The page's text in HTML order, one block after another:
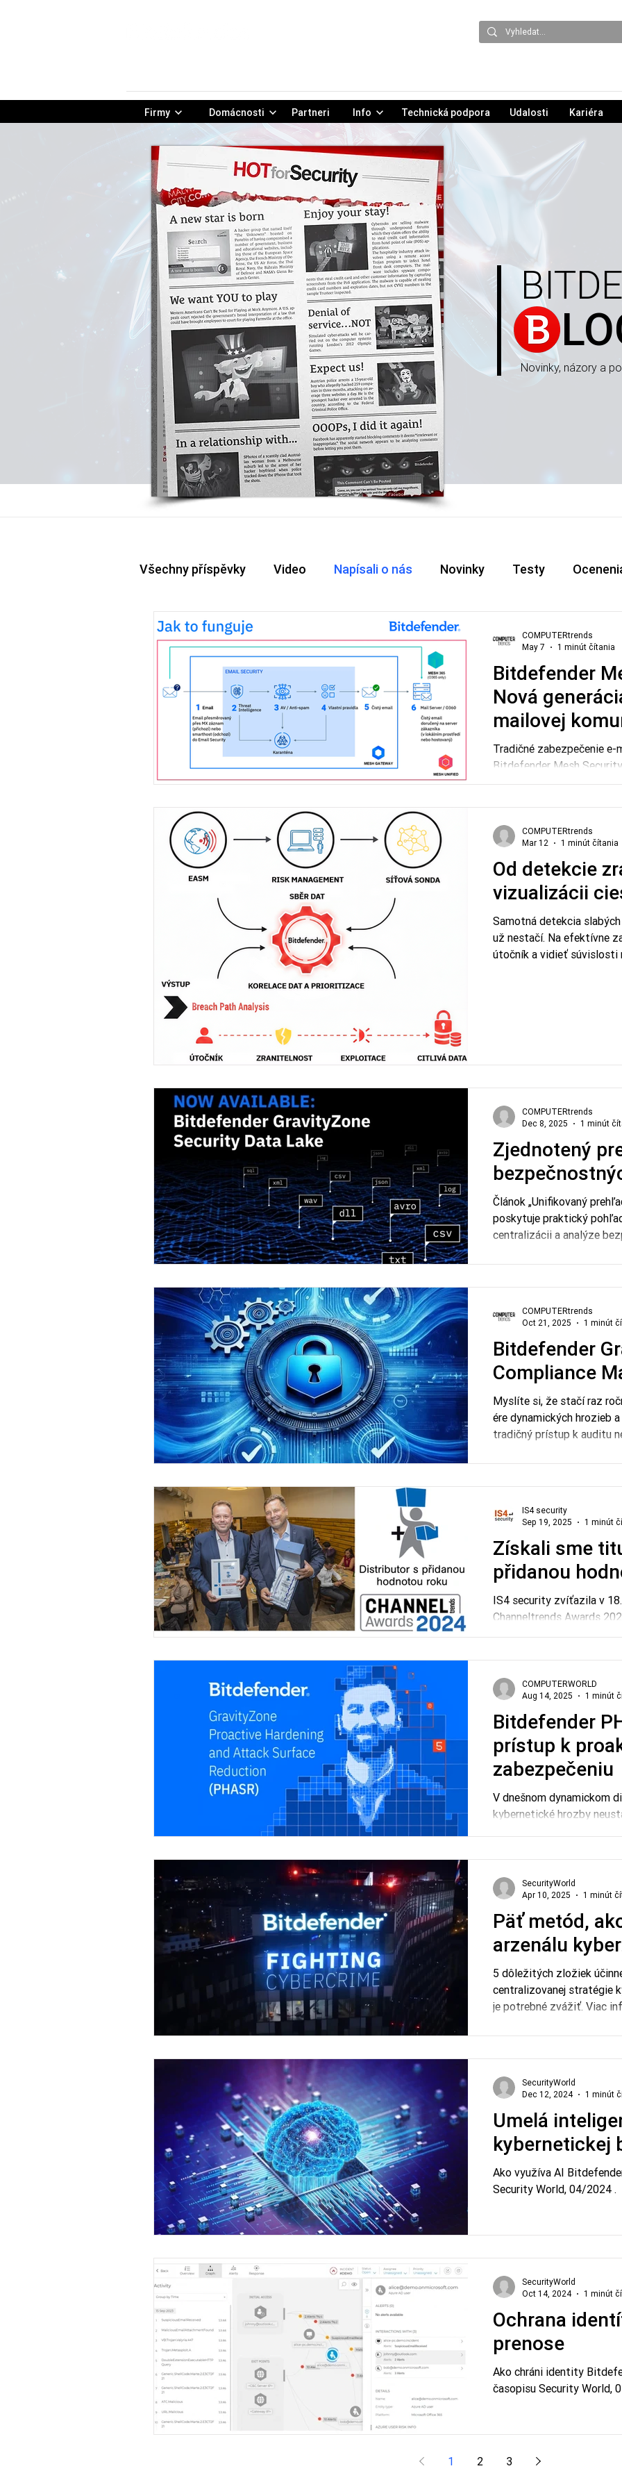
Firmy Domácnosti Partneri Info Technická podpora Udalosti Kariéra
Novinky, názory a
Všechny příspěvky Video Napísali o nás Novinky Testy
Rady & tipy Konferencie & podujatia Hrozby
Bitdefender
Nová
mailovej
Tradičné zabezpečenie
Bitdefender Mesh
umelou inteligenciou,
COMPUTERtrends
May 7
1 minút čítania
Od detekcie
vizualizácii
Samotná detekcia
už nestačí. Na efektívne
útočník a vidieť súvislosti
COMPUTERtrends
Mar 12
1 minút čítania
Zjednotený
Článok „Unifikovaný
poskytuje praktický
centralizácii a analýze
rozhodovanie a zvýšiť
infraštruktúry.
COMPUTERtrends
Dec 8, 2025
1 minút
Bitdefender
Compliance
Myslíte si, že stačí raz
ére dynamických hrozieb
tradičný prístup k auditu
posunúť dodržiavanie
monitorovanie a riadenie v reálnom
posilní vašu reputáciu a
COMPUTERtrends
Oct 21, 2025
1 minút
Získali sme
přidanou
IS4 security zvíťazila v
Channeltrends Awards
kategórii „Distributor s
IS4 security
Sep 19, 2025
1 minút
Bitdefender
prístup k
zabezpečeniu
V dnešnom dynamickom
kybernetické hrozby
Bitdefender prichádza s
GravityZone Proactive
Reduction (PHASR), ktorá
prevencii útokov.
COMPUTERWORLD
Aug 14, 2025
1 minút
Päť metód,
arzenálu
5 dôležitých zložiek
centralizovanej stratégie
je potrebné zvážiť. Viac
SecurityWorld
Apr 10, 2025
1 minút
Umelá
kybernetickej
Ako využíva AI
Security World, 04/2024 .
SecurityWorld
Dec 12, 2024
1 minút
Ochrana
prenose
Ako chráni identity
časopisu Security World,
SecurityWorld
Oct 14, 2024
1 minút
1 2 3